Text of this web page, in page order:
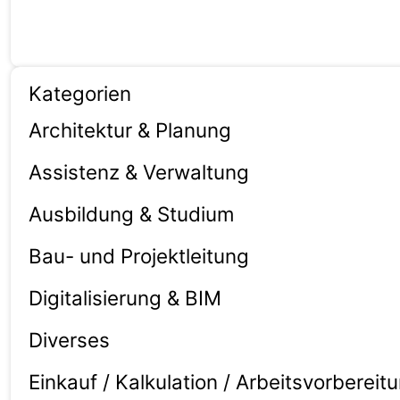
Kategorien
Architektur & Planung
Assistenz & Verwaltung
Ausbildung & Studium
Bau- und Projektleitung
Digitalisierung & BIM
Diverses
Einkauf / Kalkulation /